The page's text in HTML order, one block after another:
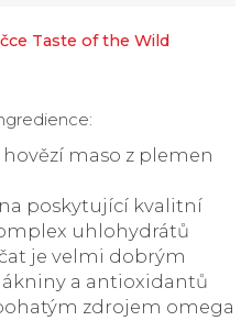
Taste of the Wild
maso z plemen
poskytující kvalitní
uhlohydrátů
je velmi dobrým
a antioxidantů
zdrojem omega